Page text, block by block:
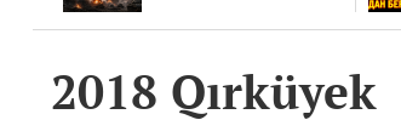
2018 Qırküyek